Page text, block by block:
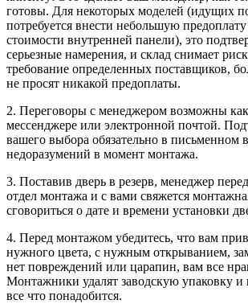
готовы. Для некоторых моделей (идущих
потребуется внести небольшую
стоимости внутренней панели), это
серьезные намерения, и склад снимает
требование определенных поставщиков,
не просят никакой предоплаты.
2. Переговоры с менеджером возможны
мессенджере или электронной почтой.
вашего выбора обязательно в письменном
недоразумений в момент монтажа.
3. Поставив дверь в резерв, менеджер
отдел монтажа и с вами свяжется
сговориться о дате и времени установки
4. Перед монтажом убедитесь, что вам
нужного цвета, с нужным открыванием,
нет повреждений или царапин, вам все
Монтажники удалят заводскую упаковку
все что понадобится.